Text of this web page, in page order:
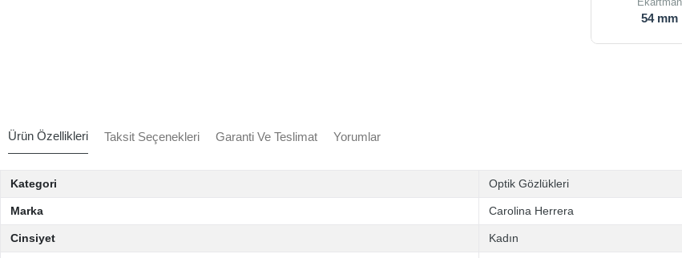
54 mm
Ürün Özellikleri Taksit Seçenekleri Garanti Ve Teslimat Yorumlar
Kategori Optik Gözlükleri
Marka Carolina Herrera
Cinsiyet Kadın